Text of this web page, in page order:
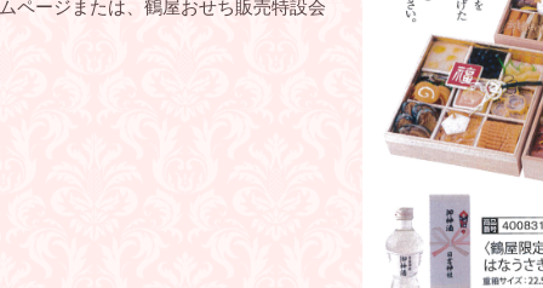
ページまたは、鶴屋おせち販売特設会